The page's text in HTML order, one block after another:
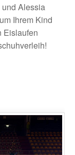
Alessia
Ihrem Kind
Eislaufen